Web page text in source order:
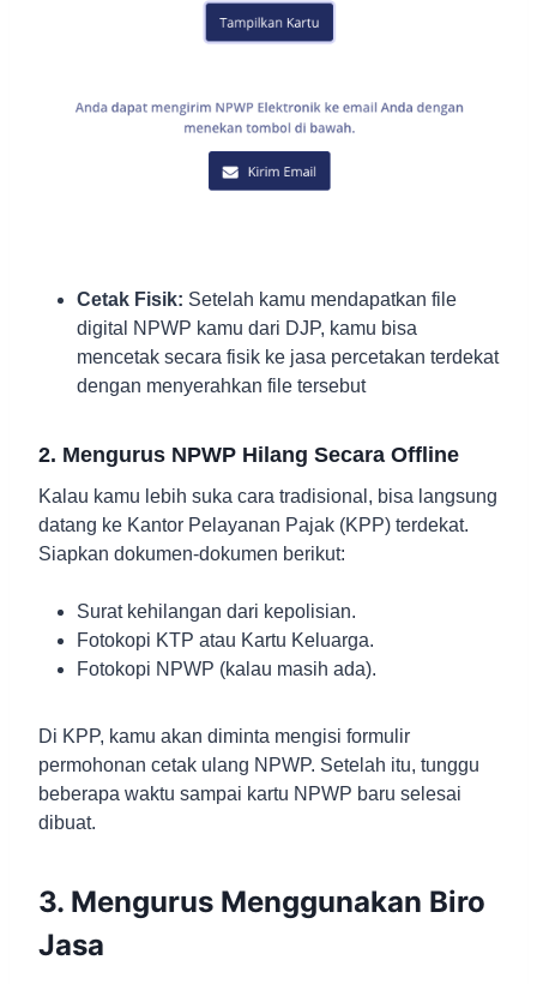
Cetak Fisik: Setelah kamu mendapatkan file
digital NPWP kamu dari DJP, kamu bisa
mencetak secara fisik ke jasa percetakan terdekat
dengan menyerahkan file tersebut
2. Mengurus NPWP Hilang Secara Offline
Kalau kamu lebih suka cara tradisional, bisa langsung
datang ke Kantor Pelayanan Pajak (KPP) terdekat.
Siapkan dokumen-dokumen berikut:
Surat kehilangan dari kepolisian.
Fotokopi KTP atau Kartu Keluarga.
Fotokopi NPWP (kalau masih ada).
Di KPP, kamu akan diminta mengisi formulir
permohonan cetak ulang NPWP. Setelah itu, tunggu
beberapa waktu sampai kartu NPWP baru selesai
dibuat.
3. Mengurus Menggunakan Biro
Jasa